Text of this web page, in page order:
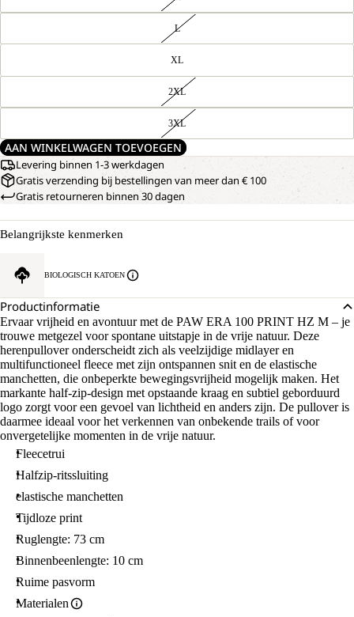
L
XL
2XL
3XL
AAN WINKELWAGEN TOEVOEGEN
Levering binnen 1-3 werkdagen
Gratis verzending bij bestellingen van meer dan € 100
Gratis retourneren binnen 30 dagen
Belangrijkste kenmerken
BIOLOGISCH KATOEN
Productinformatie
Ervaar vrijheid en avontuur met de PAW ERA 100 PRINT HZ M – je
trouwe metgezel voor spontane uitstapje in de vrije natuur. Deze
herenpullover onderscheidt zich als veelzijdige midlayer en
multifunctioneel fleece met zijn ontspannen snit en de elastische
manchetten, die onbeperkte bewegingsvrijheid mogelijk maken. Het
markante half-zip-design met opstaande kraag en subtiel geborduurd
logo zorgt voor een gevoel van lichtheid en anders zijn. De pullover is
daarmee ideaal voor het verkennen van onbekende trails of voor
onvergetelijke momenten in de vrije natuur.
Fleecetrui
Halfzip-ritssluiting
elastische manchetten
Tijdloze print
Ruglengte: 73 cm
Binnenbeenlengte: 10 cm
Ruime pasvorm
Materialen